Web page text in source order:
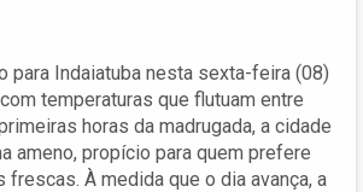
para Indaiatuba nesta sexta-feira (08)
temperaturas que flutuam entre
horas da madrugada, a cidade
ameno, propício para quem prefere
frescas. À medida que o dia avança, a